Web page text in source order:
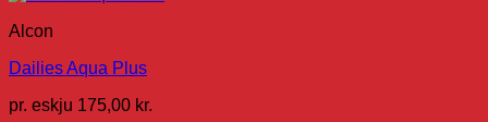
Alcon
Dailies Aqua Plus
pr. eskju 175,00 kr.